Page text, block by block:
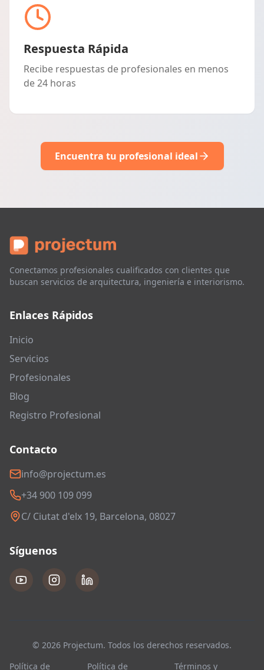
Respuesta Rápida
Recibe respuestas de profesionales en menos
de 24 horas
Encuentra tu profesional ideal
Conectamos profesionales cualificados con clientes que
buscan servicios de arquitectura, ingeniería e interiorismo.
Enlaces Rápidos
Inicio
Servicios
Profesionales
Blog
Registro Profesional
Contacto
info@projectum.es
+34 900 109 099
C/ Ciutat d'elx 19, Barcelona, 08027
Síguenos
© 2026 Projectum. Todos los derechos reservados.
Política de
Política de Términos y